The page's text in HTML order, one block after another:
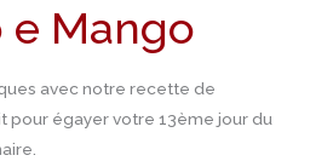
e Mango
avec notre recette de
pour égayer votre 13ème jour du